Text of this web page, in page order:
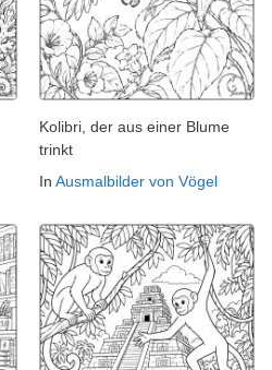
Kolibri, der aus einer Blume
trinkt
In Ausmalbilder von Vögel